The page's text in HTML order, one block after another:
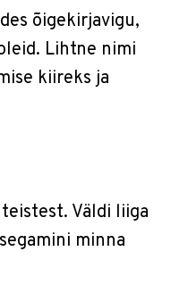
õigekirjavigu,
Lihtne nimi
kiireks ja
Väldi liiga
minna